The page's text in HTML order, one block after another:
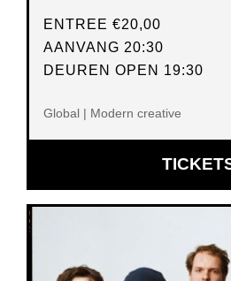
ENTREE €20,00
AANVANG 20:30
DEUREN OPEN 19:30
Global | Modern creative